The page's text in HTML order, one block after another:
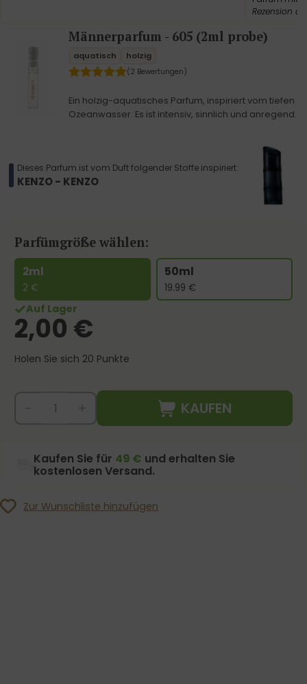
Rezension
Männerparfum - 605 (2ml probe)
aquatisch holzig
(2 Bewertungen)
Ein holzig-aquatisches Parfum, inspiriert vom tiefen
Ozeanwasser. Es ist intensiv, sinnlich und anregend.
Dieses Parfum ist vom Duft folgender Stoffe inspiriert:
KENZO - KENZO
Parfümgröße wählen:
2ml
2 €
50ml
19.99 €
Auf Lager
2,00 €
Holen Sie sich 20 Punkte
KAUFEN
Kaufen Sie für 49 € und erhalten Sie
kostenlosen Versand.
Zur Wunschliste hinzufügen